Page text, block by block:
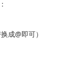
@即可）